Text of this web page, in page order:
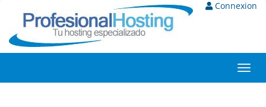
Connexion